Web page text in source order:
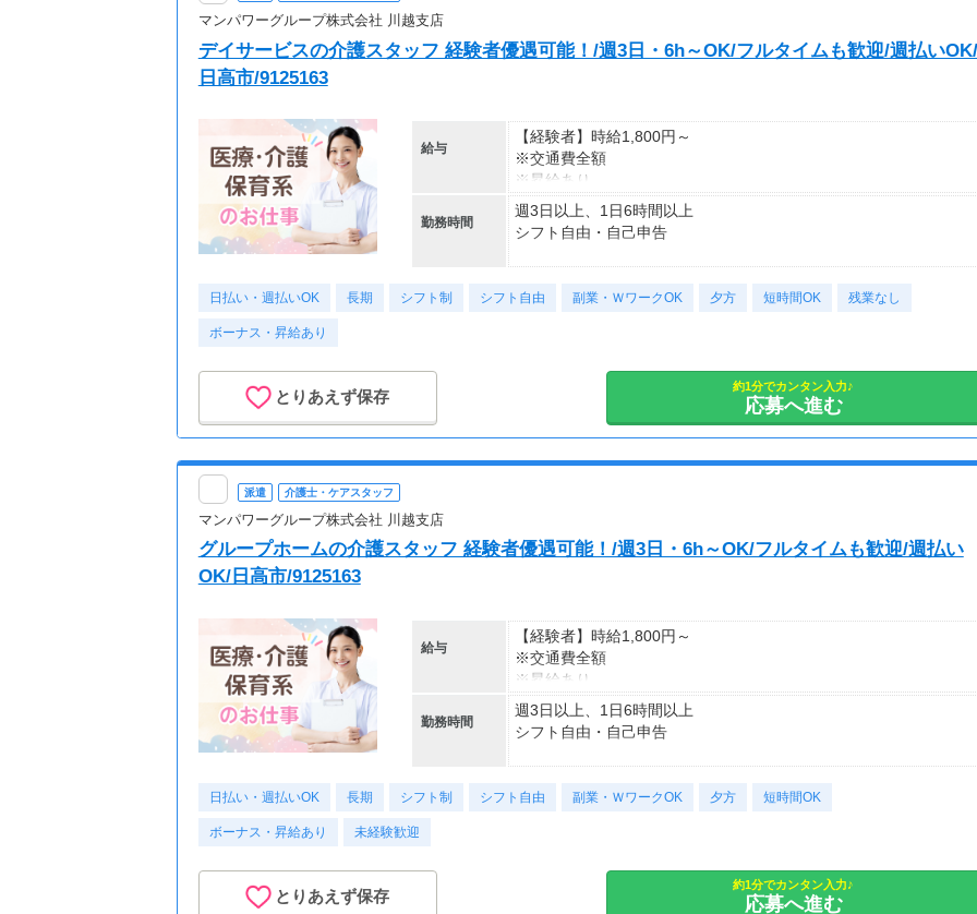
※車・バイク通勤に関して施設により異なる場合あり（応相談）
◇9：00～16：00など
◇7：00～14：00など
夕方からWワークの方に最適！
◇10：00～19：00など
しっかりフルタイム勤務も可能！
マンパワーグループ株式会社 川越支店
デイサービスの介護スタッフ 経験者優遇可能！/週3日・6h～OK/フルタイムも歓迎/週払いOK/
日高市/9125163
給与
【経験者】時給1,800円～
※交通費全額
※昇給あり
≪収入例≫
・日収(1,800*8)円（時給1,800円×8h）
・月収316,800円（日収(1,800*8)円×月22回勤務）
※資格手当あり（時給50円～UP/資格の種類によって異なる）
※週払いOK（規定あり）
→金曜日締め最短翌週火曜日にお給料GET♪
※車・バイク通勤に関して施設により異なる場合あり（応相談）
勤務時間
週3日以上、1日6時間以上
シフト自由・自己申告
応募後、あなたの希望をお伺いして、
※勤務時間に合わせて30分～1ｈの休憩あり
※この時間内で、働けるご希望時間帯をもとにお探し致します。
◇9：00～16：00など
◇7：00～14：00など
夕方からWワークの方に最適！
◇10：00～19：00など
しっかりフルタイム勤務も可能！
日払い・週払いOK 長期 シフト制 シフト自由 副業・ＷワークOK 夕方 短時間OK 残業なし
ボーナス・昇給あり
とりあえず保存
約1分でカンタン入力♪
応募へ進む
派遣 介護士・ケアスタッフ
マンパワーグループ株式会社 川越支店
グループホームの介護スタッフ 経験者優遇可能！/週3日・6h～OK/フルタイムも歓迎/週払い
OK/日高市/9125163
給与
【経験者】時給1,800円～
※交通費全額
※昇給あり
≪収入例≫
・日収(1,800*8)円（時給1,800円×8h）
・月収316,800円（日収(1,800*8)円×月22回勤務）
※資格手当あり（時給50円～UP/資格の種類によって異なる）
勤務時間
週3日以上、1日6時間以上
シフト自由・自己申告
応募後、あなたの希望をお伺いして、
※勤務時間に合わせて30分～1ｈの休憩あり
日払い・週払いOK 長期 シフト制 シフト自由 副業・ＷワークOK 夕方 短時間OK
ボーナス・昇給あり 未経験歓迎
とりあえず保存
約1分でカンタン入力♪
応募へ進む